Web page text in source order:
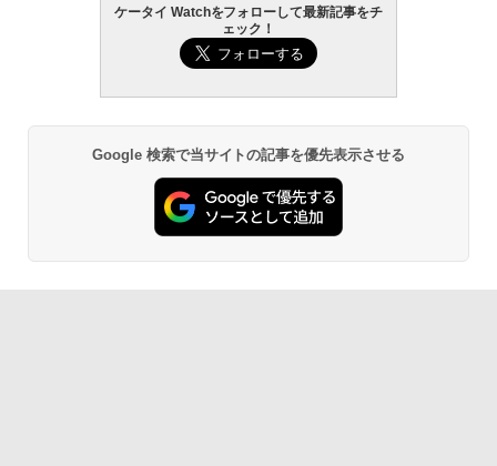
ケータイ Watchをフォローして最新記事をチ
ェック！
Google 検索で当サイトの記事を優先表示させる